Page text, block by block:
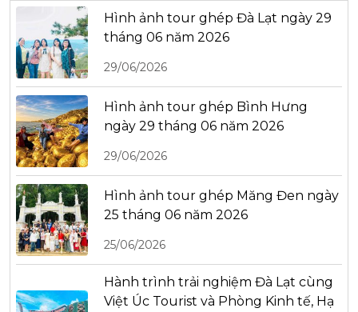
Hình ảnh tour ghép Đà Lạt ngày 29
tháng 06 năm 2026
29/06/2026
Hình ảnh tour ghép Bình Hưng
ngày 29 tháng 06 năm 2026
29/06/2026
Hình ảnh tour ghép Măng Đen ngày
25 tháng 06 năm 2026
25/06/2026
Hành trình trải nghiệm Đà Lạt cùng
Việt Úc Tourist và Phòng Kinh tế, Hạ